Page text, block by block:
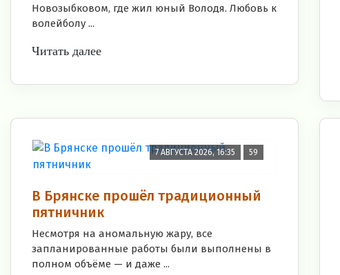
Новозыбковом, где жил юный Володя. Любовь к
волейболу ...
Читать далее
7 АВГУСТА 2026, 16:35 59
В Брянске прошёл традиционный
пятничник
Несмотря на аномальную жару, все
запланированные работы были выполнены в
полном объёме — и даже ...